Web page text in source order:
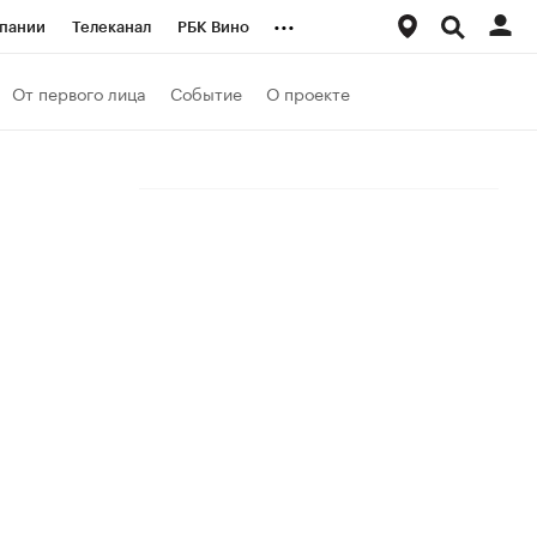
Телеканал РБК Вино ...
От первого лица Событие О проекте